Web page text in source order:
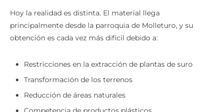
Hoy la realidad es distinta. El material llega
principalmente desde la parroquia de Molleturo, y su
obtención es cada vez más difícil debido a:
Restricciones en la extracción de plantas de suro
Transformación de los terrenos
Reducción de áreas naturales